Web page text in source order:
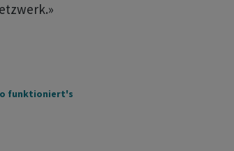
funktioniert's